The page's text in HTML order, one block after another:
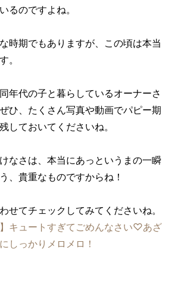
るのですよね。
時期でもありますが、この頃は本当
。
年代の子と暮らしているオーナーさ
ひ、たくさん写真や動画でパピー期
しておいてくださいね。
なさは、本当にあっというまの一瞬
、貴重なものですからね！
せてチェックしてみてくださいね。
】キュートすぎてごめんなさい♡あざ
しっかりメロメロ！